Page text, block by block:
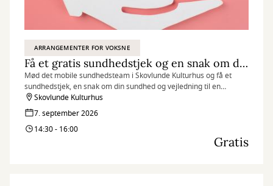
ARRANGEMENTER FOR VOKSNE
Få et gratis sundhedstjek og en snak om dit helbred
Mød det mobile sundhedsteam i Skovlunde Kulturhus og få et
sundhedstjek, en snak om din sundhed og vejledning til en
sundere hverdag.
Skovlunde Kulturhus
7. september 2026
14:30 - 16:00
Gratis